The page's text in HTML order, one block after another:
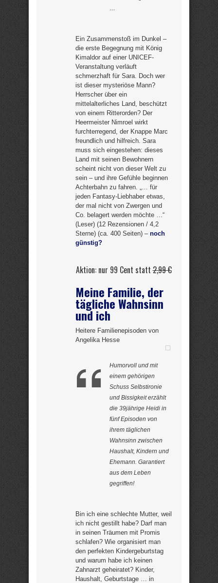
…
Ein Zusammenstoß im Dunkel –
die erste Begegnung mit König
Kimaldor auf einer UNICEF-
Veranstaltung verläuft
schmerzhaft für Sara. Doch wer
ist dieser mysteriöse Mann?
Herrscher über ein
mittelalterliches Land, beschützt
von einem Ritterorden? Der
Heermeister Nimroel wirkt
furchterregend, der Knappe Marc
freundlich und hilfreich. Sara
muss sich eingestehen: dieses
Land mit seinen Bewohnern
scheint nicht von dieser Welt zu
sein – und ihre Gefühle beginnen
Achterbahn zu fahren. „… für
jeden Fantasy-Liebhaber etwas,
der mal nicht von Zwergen und
Co. belagert werden möchte …“
(Leser) (12 Rezensionen / 4,2
Sterne) (ca. 400 Seiten) – noch
günstig?
Aktion: nur 99 Cent statt2,99 €
Meine Familie, der
tägliche Wahnsinn
und ich
Heitere Familienepisoden von
Angelika Hesse
Humorvoll und mit
einem gehörigen
Schuss Selbstironie
und Bissigkeit erzählt
die 39jährige Heidi in
fünf Episoden von
ihrem täglichen
Wahnsinn zwischen
Haushalt, Kindern und
Ehemann. Garantiert
aus dem Leben
gegriffen!
Bin ich eine schlechte Mutter, weil
ich nicht gestillt habe? Darf man
in seinen Träumen mit Promis
schlafen? Wie organisiert man
den perfekten Kindergeburtstag
und warum habe ich keinen
Zahnarzt geheiratet? Kinder,
Haushalt, Geburtstage … in